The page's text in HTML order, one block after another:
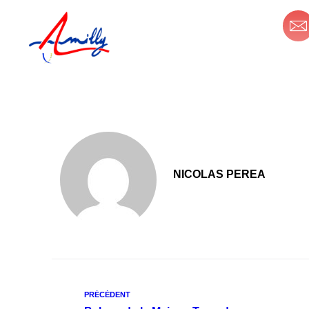
NICOLAS PEREA
PRÉCÉDENT